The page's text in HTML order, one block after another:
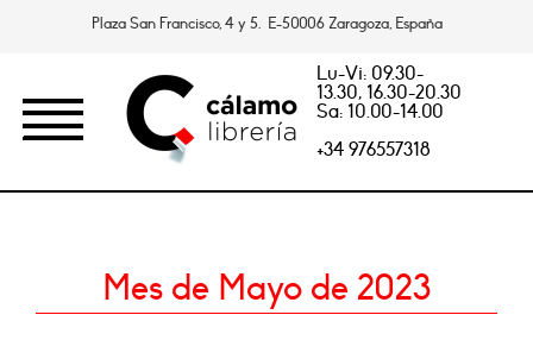
Plaza San Francisco, 4 y 5. E-50006 Zaragoza, España
Lu-Vi: 09.30-
13.30, 16.30-20.30
Sa: 10.00-14.00
+34 976557318
Mes de Mayo de 2023